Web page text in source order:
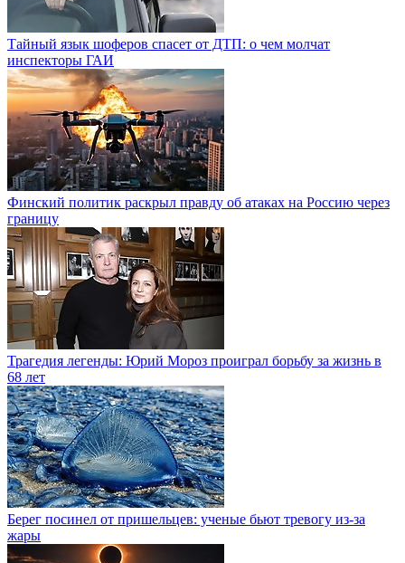
Тайный язык шоферов спасет от ДТП: о чем молчат
инспекторы ГАИ
Финский политик раскрыл правду об атаках на Россию через
границу
Трагедия легенды: Юрий Мороз проиграл борьбу за жизнь в
68 лет
Берег посинел от пришельцев: ученые бьют тревогу из-за
жары